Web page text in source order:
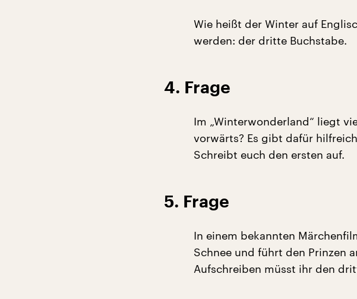
Wie heißt der Winter auf
werden: der dritte Buchstabe.
4. Frage
Im „Winterwonderland“ liegt
vorwärts? Es gibt dafür
Schreibt euch den ersten auf.
5. Frage
In einem bekannten
Schnee und führt den Prinzen
Aufschreiben müsst ihr den